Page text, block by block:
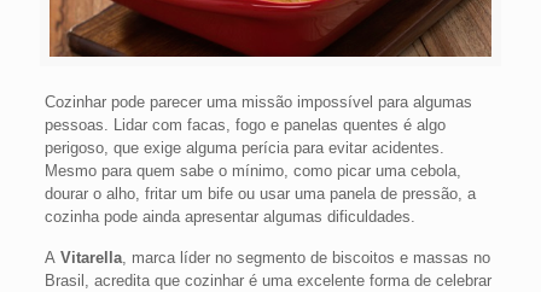
Cozinhar pode parecer uma missão impossível para algumas
pessoas. Lidar com facas, fogo e panelas quentes é algo
perigoso, que exige alguma perícia para evitar acidentes.
Mesmo para quem sabe o mínimo, como picar uma cebola,
dourar o alho, fritar um bife ou usar uma panela de pressão, a
cozinha pode ainda apresentar algumas dificuldades.
A Vitarella, marca líder no segmento de biscoitos e massas no
Brasil, acredita que cozinhar é uma excelente forma de celebrar